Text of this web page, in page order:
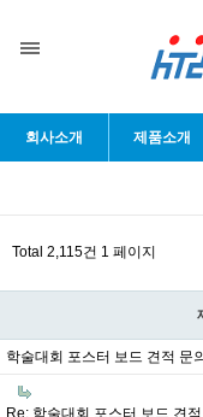
회사소개 제품소개
Total 2,115건 1 페이지
학술대회 포스터 보드 견적 문의
Re: 학술대회 포스터 보드 견적